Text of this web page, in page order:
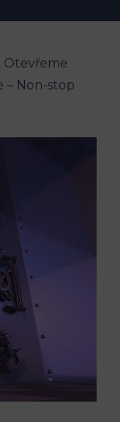
Otevřeme
– Non-stop